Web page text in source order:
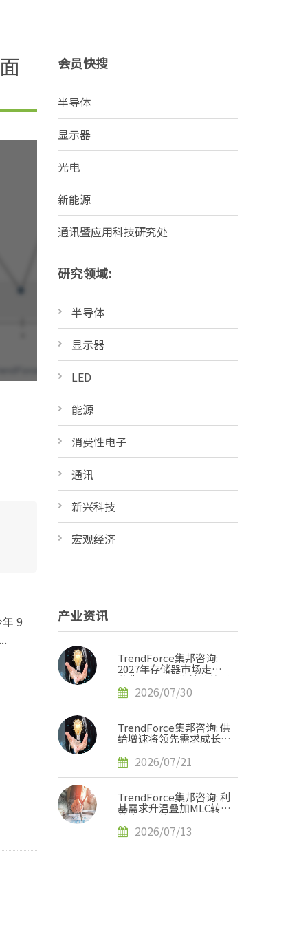
9
会员快搜
半导体
显示器
光电
新能源
通讯暨应用科技研究处
研究领域:
半导体
显示器
LED
能源
消费性电子
通讯
新兴科技
宏观经济
产业资讯
TrendForce集邦咨询:
2027年存储器市场走势
分化，DRAM供给持续紧
缺、NAND Flash转趋宽
松
2026/07/30
TrendForce集邦咨询: 供
给增速将领先需求成长，
2H27 NAND Flash紧缺
压力有望缓解
2026/07/21
TrendForce集邦咨询: 利
基需求升温叠加MLC转单
效应，预估2H26 SLC
NAND价格将上涨120-
170%
2026/07/13